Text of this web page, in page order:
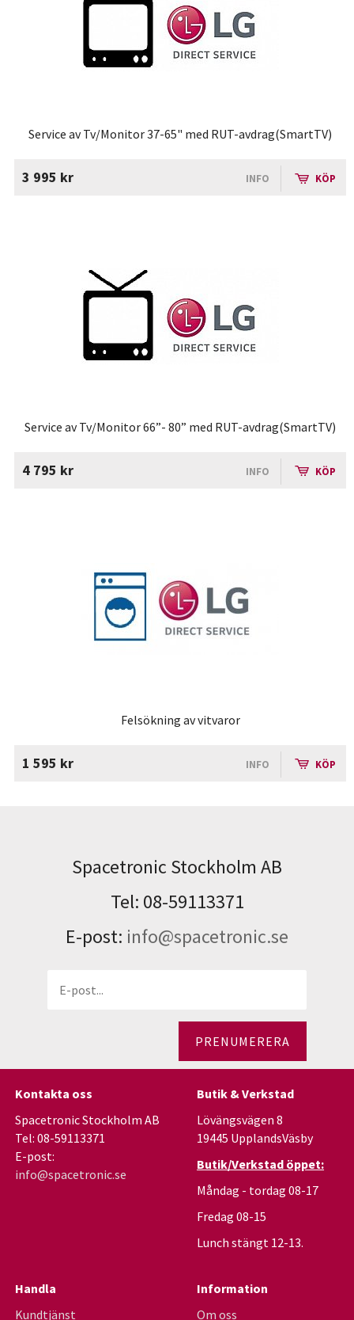
Service av Tv/Monitor 37-65" med RUT-avdrag(SmartTV)
3 995 kr INFO KÖP
Service av Tv/Monitor 66”- 80” med RUT-avdrag(SmartTV)
4 795 kr INFO KÖP
Felsökning av vitvaror
1 595 kr INFO KÖP
Spacetronic Stockholm AB
Tel: 08-59113371
E-post: info@spacetronic.se
PRENUMERERA
Kontakta oss
Spacetronic Stockholm AB
Tel: 08-59113371
E-post:
info@spacetronic.se
Butik & Verkstad
Lövängsvägen 8
19445 UpplandsVäsby
Butik/Verkstad öppet:
Måndag - tordag 08-17
Fredag 08-15
Lunch stängt 12-13.
Handla
Kundtjänst
Information
Om oss